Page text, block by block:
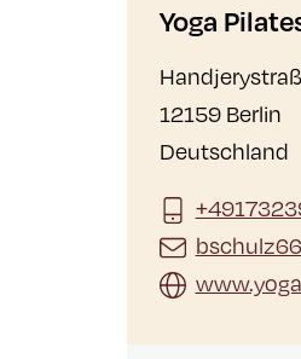
Yoga
12159 Berlin
Deutschland